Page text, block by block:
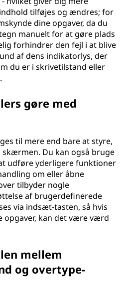
tilføjes og ændres; for
dine opgaver, da du
manuelt for at gøre plads
forhindrer den fejl i at blive
af dens indikatorlys, der
du er i skrivetilstand eller
gøre med
til mere end bare at styre,
skærmen. Du kan også bruge
udføre yderligere funktioner
om eller åbne
tilbyder nogle
af brugerdefinerede
via indsæt-tasten, så hvis
opgaver, kan det være værd
mellem
og overtype-